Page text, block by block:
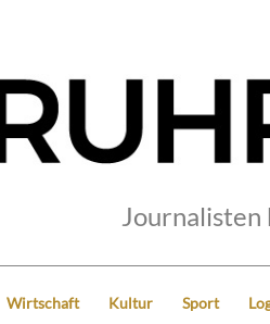
Journalisten
Wirtschaft Kultur Sport